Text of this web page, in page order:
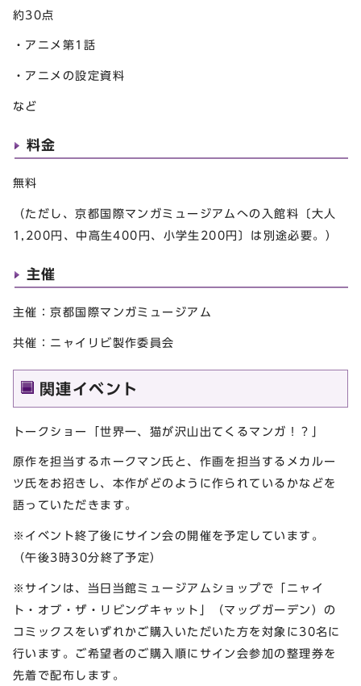
約30点
・アニメ第1話
・アニメの設定資料
など
料金
無料
（ただし、京都国際マンガミュージアムへの入館料〔大人
1,200円、中高生400円、小学生200円〕は別途必要。）
主催
主催：京都国際マンガミュージアム
共催：ニャイリビ製作委員会
関連イベント
トークショー「世界一、猫が沢山出てくるマンガ！？」
原作を担当するホークマン氏と、作画を担当するメカルー
ツ氏をお招きし、本作がどのように作られているかなどを
語っていただきます。
※イベント終了後にサイン会の開催を予定しています。
（午後3時30分終了予定）
※サインは、当日当館ミュージアムショップで「ニャイ
ト・オブ・ザ・リビングキャット」（マッグガーデン）の
コミックスをいずれかご購入いただいた方を対象に30名に
行います。ご希望者のご購入順にサイン会参加の整理券を
先着で配布します。